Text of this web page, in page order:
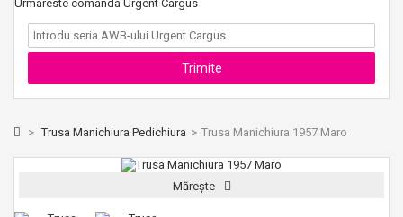
Urmareste comanda Urgent Cargus
> Trusa Manichiura Pedichiura > Trusa Manichiura 1957 Maro
Mărește